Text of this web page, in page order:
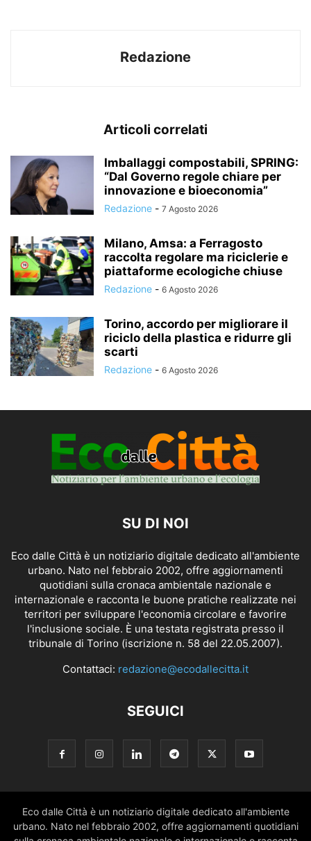
Redazione
Articoli correlati
Imballaggi compostabili, SPRING:
“Dal Governo regole chiare per
innovazione e bioeconomia”
Redazione - 7 Agosto 2026
Milano, Amsa: a Ferragosto
raccolta regolare ma riciclerie e
piattaforme ecologiche chiuse
Redazione - 6 Agosto 2026
Torino, accordo per migliorare il
riciclo della plastica e ridurre gli
scarti
Redazione - 6 Agosto 2026
SU DI NOI
Eco dalle Città è un notiziario digitale dedicato all'ambiente
urbano. Nato nel febbraio 2002, offre aggiornamenti
quotidiani sulla cronaca ambientale nazionale e
internazionale e racconta le buone pratiche realizzate nei
territori per sviluppare l'economia circolare e favorire
l'inclusione sociale. È una testata registrata presso il
tribunale di Torino (iscrizione n. 58 del 22.05.2007).
Contattaci: redazione@ecodallecitta.it
SEGUICI
Eco dalle Città è un notiziario digitale dedicato all'ambiente
urbano. Nato nel febbraio 2002, offre aggiornamenti quotidiani